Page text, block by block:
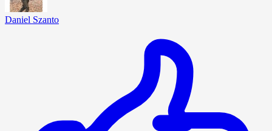
Daniel Szanto